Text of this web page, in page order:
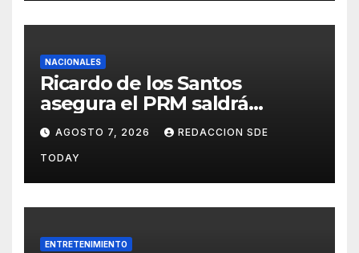
NACIONALES
Ricardo de los Santos
asegura el PRM saldrá
fortalecido del proceso
interno para escoger nuevas
autoridades
AGOSTO 7, 2026 REDACCION SDE
TODAY
ENTRETENIMIENTO